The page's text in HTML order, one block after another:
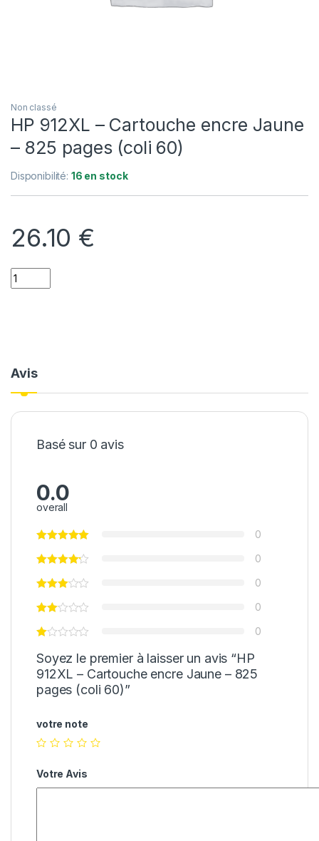
Non classé
HP 912XL – Cartouche encre Jaune
– 825 pages (coli 60)
Disponibilité: 16 en stock
26.10 €
Quantity
Avis
Basé sur 0 avis
0.0
overall
0
0
0
0
0
Soyez le premier à laisser un avis “HP
912XL – Cartouche encre Jaune – 825
pages (coli 60)”
votre note
Votre Avis